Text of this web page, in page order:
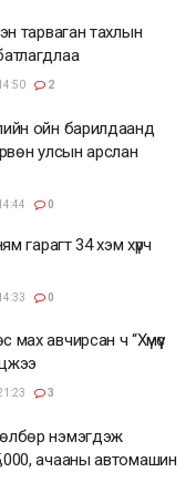
тарваган тахлын
2
ойн барилдаанд
улсын арслан
0
гарагт 34 хэм хүрч
0
авчирсан ч “Хүмүүс
3
нэмэгдэж
ачааны автомашин